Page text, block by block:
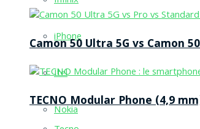
iPhone
Itel
Nokia
Camon 50 Ultra 5G vs Camon
TECNO Modular Phone (4,9